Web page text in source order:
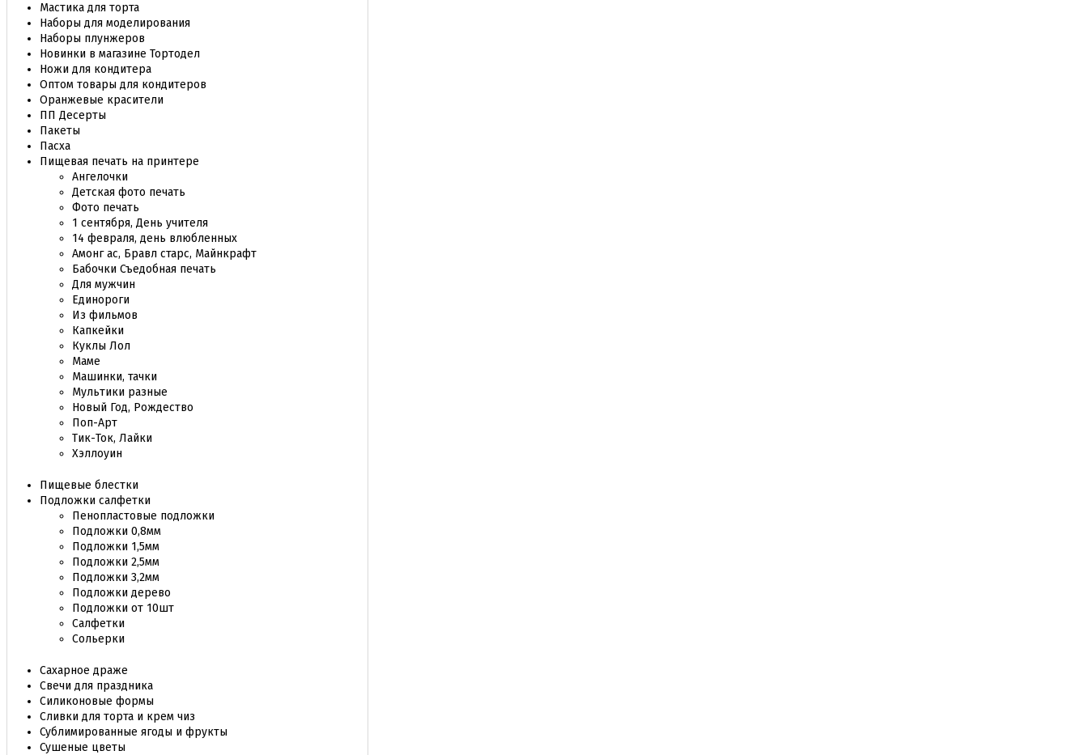
Мастика для торта
Наборы для моделирования
Наборы плунжеров
Новинки в магазине Тортодел
Ножи для кондитера
Оптом товары для кондитеров
Оранжевые красители
ПП Десерты
Пакеты
Пасха
Пищевая печать на принтере
Ангелочки
Детская фото печать
Фото печать
1 сентября, День учителя
14 февраля, день влюбленных
Амонг ас, Бравл старс, Майнкрафт
Бабочки Съедобная печать
Для мужчин
Единороги
Из фильмов
Капкейки
Куклы Лол
Маме
Машинки, тачки
Мультики разные
Новый Год, Рождество
Поп-Арт
Тик-Ток, Лайки
Хэллоуин
Пищевые блестки
Подложки салфетки
Пенопластовые подложки
Подложки 0,8мм
Подложки 1,5мм
Подложки 2,5мм
Подложки 3,2мм
Подложки дерево
Подложки от 10шт
Салфетки
Сольерки
Сахарное драже
Свечи для праздника
Силиконовые формы
Сливки для торта и крем чиз
Сублимированные ягоды и фрукты
Сушеные цветы